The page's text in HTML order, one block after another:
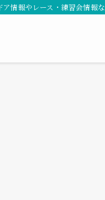
情報やレース・練習会情報な